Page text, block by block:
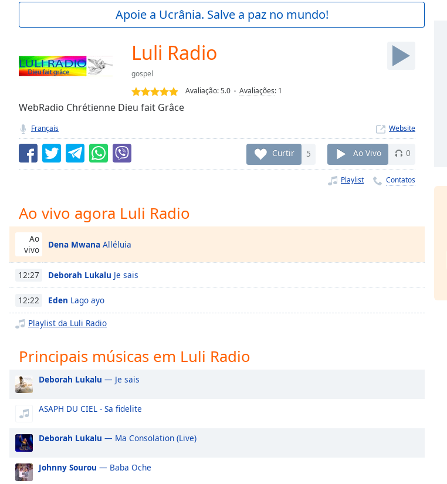
Current
Loaded:
0.00%
TypeLIVE
live,
currently
behind
LIVE
Remaining
Playback
Chapters
Descriptions
selected
Subtitles
subtitles
settings
subtitles
settings
dialog
Apoie a Ucrânia. Salve a paz no mundo!
Luli Radio
gospel
Avaliação:5.0 Avaliações: 1
WebRadio Chrétienne Dieu fait Grâce
Français Website
Curtir 5 Ao Vivo 0
Playlist Contatos
Ao vivo agora Luli Radio
Ao
vivo
Dena Mwana Alléluia
12:27 Deborah Lukalu Je sais
12:22 Eden Lago ayo
Playlist da Luli Radio
Principais músicas em Luli Radio
Deborah Lukalu — Je sais
ASAPH DU CIEL - Sa fidelite
Deborah Lukalu — Ma Consolation (Live)
Johnny Sourou — Baba Oche